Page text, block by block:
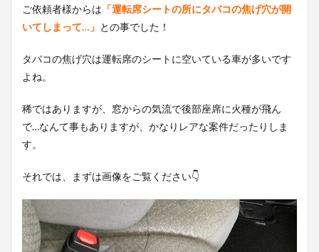
ご依頼者様からは 「運転席シートの所にタバコの焦げ穴が開
いてしまって…」 との事でした！
タバコの焦げ穴は運転席のシートに空いている車が多いです
よね。
稀ではありますが、窓からの気流で後部座席に火種が飛ん
で…なんて事もありますが、かなりレアな案件だったりしま
す。
それでは、まずは画像をご覧ください👇